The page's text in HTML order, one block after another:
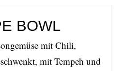
BOWL
mit Chili,
mit Tempeh und